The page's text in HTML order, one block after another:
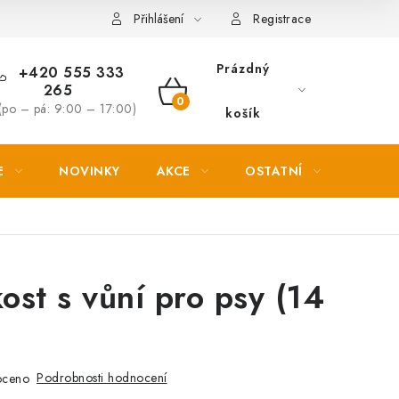
Přihlášení Registrace
+420 555 333
265
– pá: 9:00 – 17:00)
NÁKUPNÍ
Prázdný
košík
NOVINKY AKCE OSTATNÍ
s vůní pro psy (14
Podrobnosti hodnocení